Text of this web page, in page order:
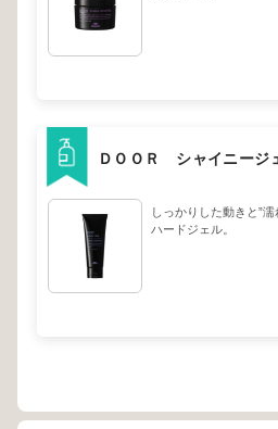
ＤＯＯＲ シャイニージ
しっかりした動きと”
ハードジェル。